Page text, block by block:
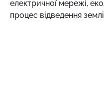
електричної мережі,
процес відведення